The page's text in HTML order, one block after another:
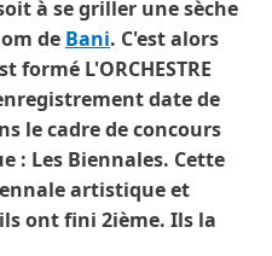
à se griller une sèche
de Bani. C'est alors
L'ORCHESTRE
date de
le cadre de concours
: Les Biennales. Cette
artistique et
ont fini 2ième. Ils la